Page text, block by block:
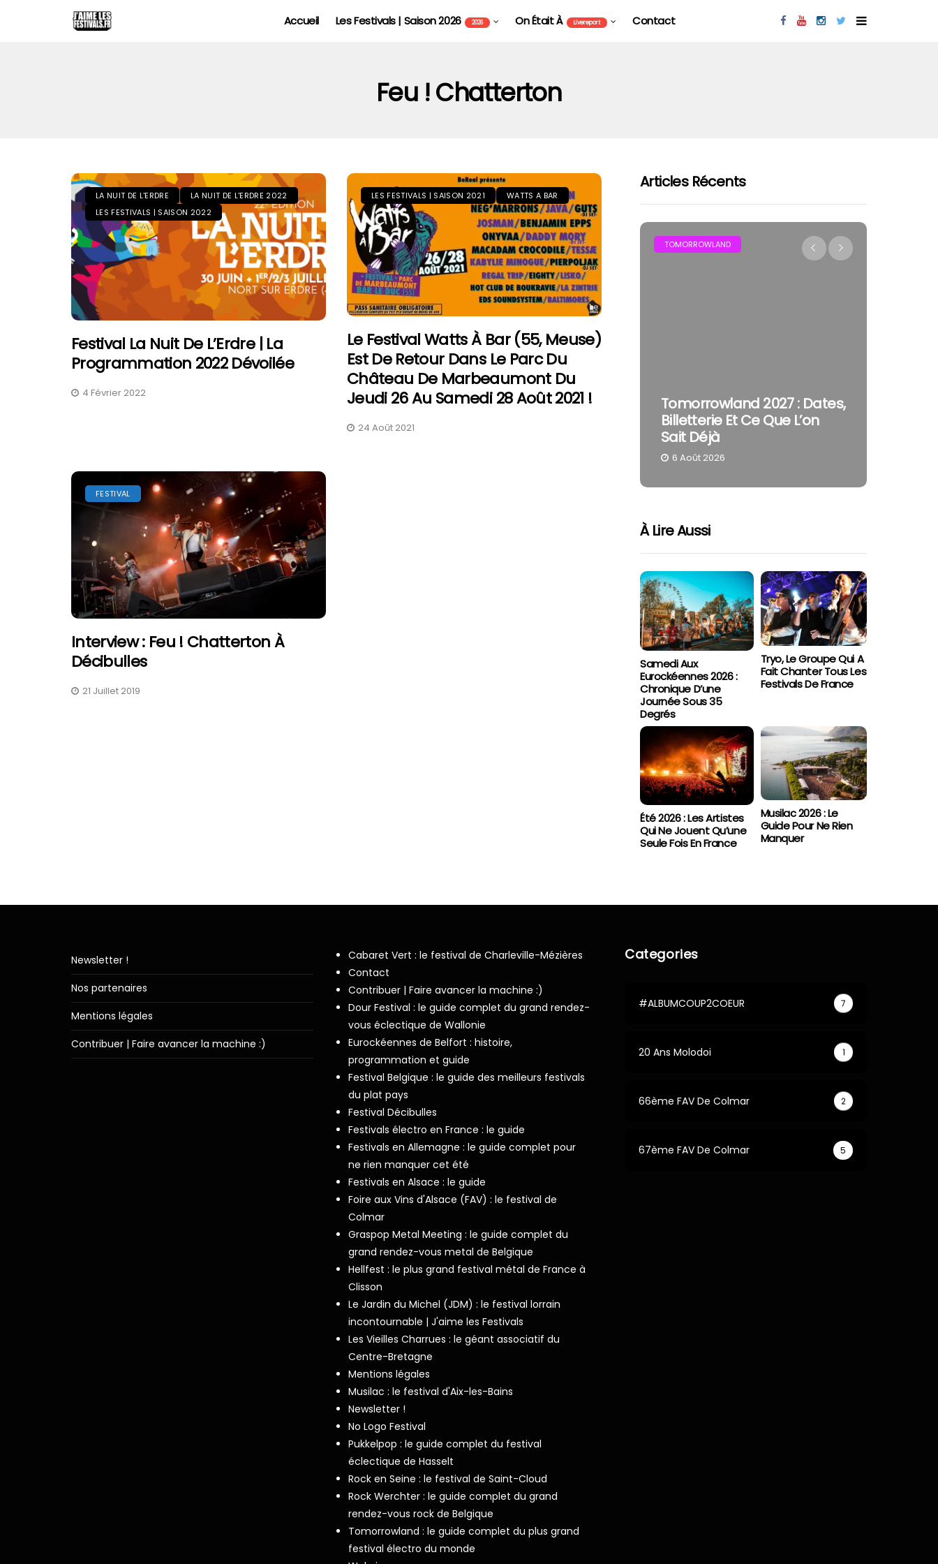
Accueil Les Festivals | Saison 2026 2026 On Était À Livereport Contact
Feu ! Chatterton
LA NUIT DE L'ERDRE
LA NUIT DE L'ERDRE 2022
LES FESTIVALS | SAISON 2022
Festival La Nuit De L’Erdre | La
Programmation 2022 Dévoilée
4 Février 2022
LES FESTIVALS | SAISON 2021 WATTS A BAR
Le Festival Watts À Bar (55, Meuse)
Est De Retour Dans Le Parc Du
Château De Marbeaumont Du
Jeudi 26 Au Samedi 28 Août 2021 !
24 Août 2021
FESTIVAL
Interview : Feu ! Chatterton À
Décibulles
21 Juillet 2019
Articles Récents
FOIRE AUX VINS D'ALSACE DE COLMAR - FAVCOLMAR
FAV 2026 : Le Guide Pratique
TOMORROWLAND
Tomorrowland 2027 : Dates,
Billetterie Et Ce Que L’on
Sait Déjà
6 Août 2026
À Lire Aussi
Samedi Aux
Eurockéennes 2026 :
Chronique D’une
Journée Sous 35
Degrés
Tryo, Le Groupe Qui A
Fait Chanter Tous Les
Festivals De France
Été 2026 : Les Artistes
Qui Ne Jouent Qu’une
Seule Fois En France
Musilac 2026 : Le
Guide Pour Ne Rien
Manquer
Newsletter !
Nos partenaires
Mentions légales
Contribuer | Faire avancer la machine :)
Cabaret Vert : le festival de Charleville-Mézières
Contact
Contribuer | Faire avancer la machine :)
Dour Festival : le guide complet du grand rendez-
vous éclectique de Wallonie
Eurockéennes de Belfort : histoire,
programmation et guide
Festival Belgique : le guide des meilleurs festivals
du plat pays
Festival Décibulles
Festivals électro en France : le guide
Festivals en Allemagne : le guide complet pour
ne rien manquer cet été
Festivals en Alsace : le guide
Foire aux Vins d'Alsace (FAV) : le festival de
Colmar
Graspop Metal Meeting : le guide complet du
grand rendez-vous metal de Belgique
Hellfest : le plus grand festival métal de France à
Clisson
Le Jardin du Michel (JDM) : le festival lorrain
incontournable | J'aime les Festivals
Les Vieilles Charrues : le géant associatif du
Centre-Bretagne
Mentions légales
Musilac : le festival d'Aix-les-Bains
Newsletter !
No Logo Festival
Pukkelpop : le guide complet du festival
éclectique de Hasselt
Rock en Seine : le festival de Saint-Cloud
Rock Werchter : le guide complet du grand
rendez-vous rock de Belgique
Tomorrowland : le guide complet du plus grand
festival électro du monde
Categories
#ALBUMCOUP2COEUR 7
20 Ans Molodoi 1
66ème FAV De Colmar 2
67ème FAV De Colmar 5